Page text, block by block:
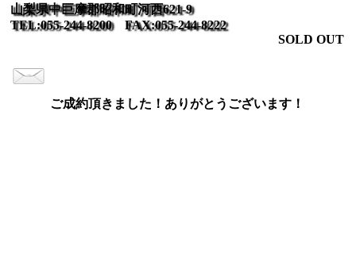
山梨県中巨摩郡昭和町河西621-9
TEL:055-244-8200 FAX:055-244-8222
SOLD OUT
ご成約頂きました！ありがとうございます！